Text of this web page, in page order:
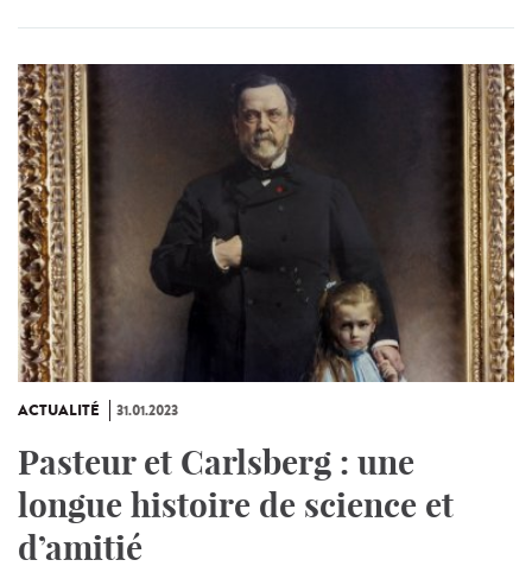
ACTUALITÉ 31.01.2023
Pasteur et Carlsberg : une
longue histoire de science et
d’amitié